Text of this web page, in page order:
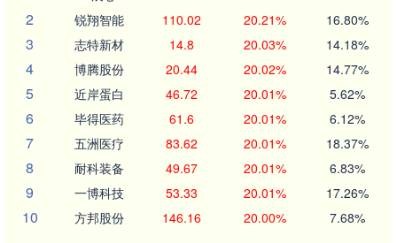
2 锐翔智能 110.02 20.21% 16.80%
3 志特新材 14.8 20.03% 14.18%
4 博腾股份 20.44 20.02% 14.77%
5 近岸蛋白 46.72 20.01% 5.62%
6 毕得医药 61.6 20.01% 6.12%
7 五洲医疗 83.62 20.01% 18.37%
8 耐科装备 49.67 20.01% 6.83%
9 一博科技 53.33 20.01% 17.26%
10 方邦股份 146.16 20.00% 7.68%